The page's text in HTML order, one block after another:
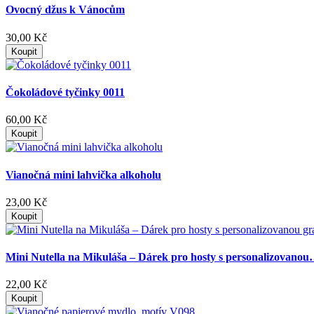
Ovocný džus k Vánocům
30,00 Kč
Koupit
Čokoládové tyčinky 0011
60,00 Kč
Koupit
Vianočná mini lahvička alkoholu
23,00 Kč
Koupit
Mini Nutella na Mikuláša – Dárek pro hosty s
22,00 Kč
Koupit